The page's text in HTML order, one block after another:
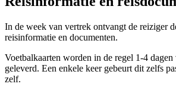
In de week van vertrek ontvangt de reiziger
reisinformatie en documenten.
Voetbalkaarten worden in de regel 1-4
geleverd. Een enkele keer gebeurt dit zelfs
zelf.